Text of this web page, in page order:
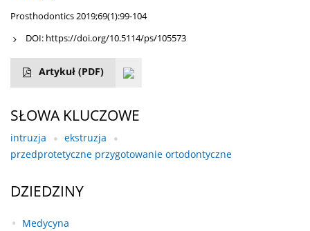
Prosthodontics 2019;69(1):99-104
DOI: https://doi.org/10.5114/ps/105573
Artykuł (PDF)
SŁOWA KLUCZOWE
intruzja
ekstruzja
przedprotetyczne przygotowanie ortodontyczne
DZIEDZINY
Medycyna